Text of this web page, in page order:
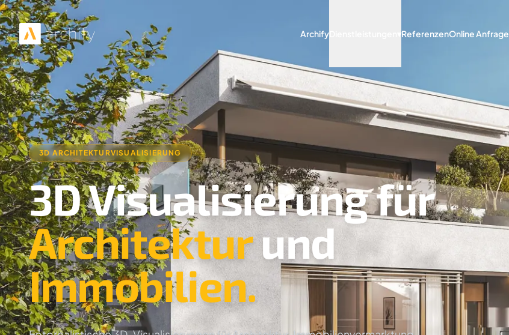
ArchifyDienstleistungen ReferenzenOnline Anfrage
3D ARCHITEKTURVISUALISIERUNG
3D Visualisierung für
Architekturund
Immobilien.